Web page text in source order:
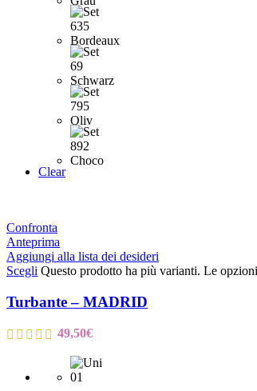
Clear
Confronta
Anteprima
Aggiungi alla lista dei desideri
Scegli Questo prodotto ha più varianti. Le
Turbante – MADRID
49,50€